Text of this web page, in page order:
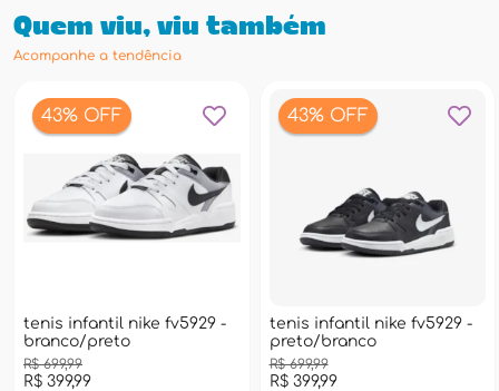
Quem viu, viu também
Acompanhe a tendência
43% OFF
tenis infantil nike fv5929 -
branco/preto
R$ 399,99
R$ 699,99
43% OFF
tenis infantil nike fv5929 -
preto/branco
R$ 399,99
R$ 699,99